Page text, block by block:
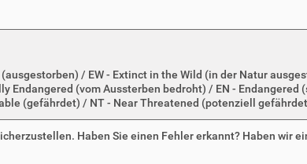
(ausgestorben) / EW - Extinct in the Wild (in der Natur
Endangered (vom Aussterben bedroht) / EN - Endangered
(gefährdet) / NT - Near Threatened (potenziell
Haben Sie einen Fehler erkannt? Haben wir